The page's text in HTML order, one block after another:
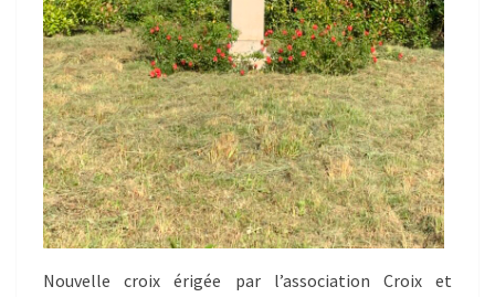
Nouvelle croix érigée par l’association Croix et